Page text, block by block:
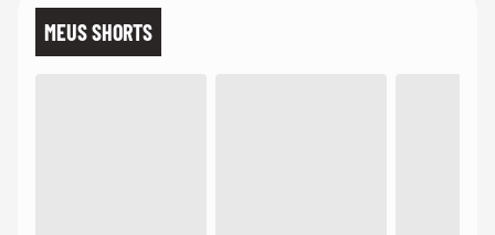
MEUS SHORTS